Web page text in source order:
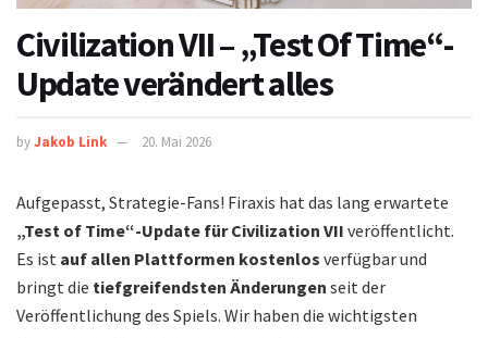
Civilization VII – „Test Of Time“-
Update verändert alles
byJakob Link 20. Mai 2026
Aufgepasst, Strategie-Fans! Firaxis hat das lang erwartete
„Test of Time“-Update für Civilization VII veröffentlicht.
Es ist auf allen Plattformen kostenlos verfügbar und
bringt die tiefgreifendsten Änderungen seit der
Veröffentlichung des Spiels. Wir haben die wichtigsten